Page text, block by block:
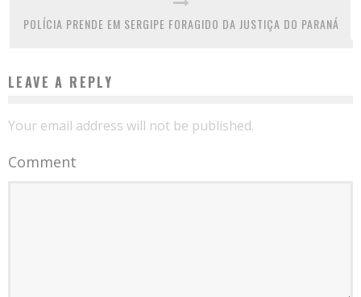
POLÍCIA PRENDE EM SERGIPE FORAGIDO DA JUSTIÇA DO PARANÁ
LEAVE A REPLY
Your email address will not be published.
Comment